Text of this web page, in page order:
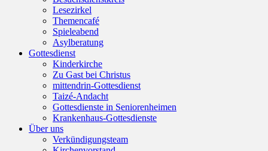
Lesezirkel
Themencafé
Spieleabend
Asylberatung
Gottesdienst
Kinderkirche
Zu Gast bei Christus
mittendrin-Gottesdienst
Taizé-Andacht
Gottesdienste in Seniorenheimen
Krankenhaus-Gottesdienste
Über uns
Verkündigungsteam